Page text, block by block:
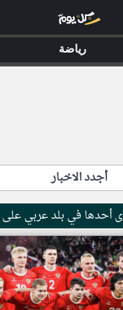
أجدد الاخبار
في بلد عربي على
تي عربي
رياضة